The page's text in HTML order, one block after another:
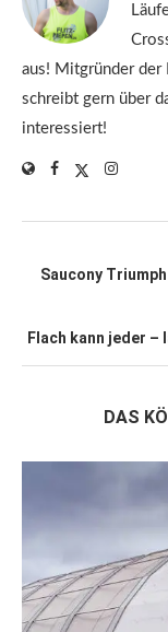
aus! Mitgründer der
schreibt gern über
interessiert!
Saucony
Flach kann jeder
DAS